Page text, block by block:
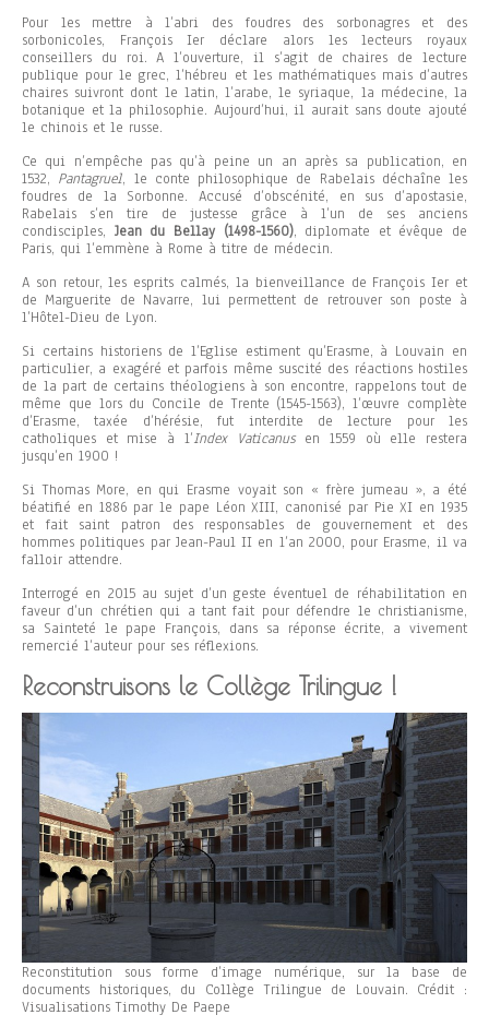
Pour les mettre à l’abri des foudres des sorbonagres et des
sorbonicoles, François Ier déclare alors les lecteurs royaux
conseillers du roi. A l’ouverture, il s’agit de chaires de lecture
publique pour le grec, l’hébreu et les mathématiques mais d’autres
chaires suivront dont le latin, l’arabe, le syriaque, la médecine, la
botanique et la philosophie. Aujourd’hui, il aurait sans doute ajouté
le chinois et le russe.
Ce qui n’empêche pas qu’à peine un an après sa publication, en
1532, Pantagruel, le conte philosophique de Rabelais déchaîne les
foudres de la Sorbonne. Accusé d’obscénité, en sus d’apostasie,
Rabelais s’en tire de justesse grâce à l’un de ses anciens
condisciples, Jean du Bellay (1498-1560), diplomate et évêque de
Paris, qui l’emmène à Rome à titre de médecin.
A son retour, les esprits calmés, la bienveillance de François Ier et
de Marguerite de Navarre, lui permettent de retrouver son poste à
l’Hôtel-Dieu de Lyon.
Si certains historiens de l’Eglise estiment qu’Erasme, à Louvain en
particulier, a exagéré et parfois même suscité des réactions hostiles
de la part de certains théologiens à son encontre, rappelons tout de
même que lors du Concile de Trente (1545-1563), l’œuvre complète
d’Erasme, taxée d’hérésie, fut interdite de lecture pour les
catholiques et mise à l’Index Vaticanusen 1559 où elle restera
jusqu’en 1900 !
Si Thomas More, en qui Erasme voyait son « frère jumeau », a été
béatifié en 1886 par le pape Léon XIII, canonisé par Pie XI en 1935
et fait saint patron des responsables de gouvernement et des
hommes politiques par Jean-Paul II en l’an 2000, pour Erasme, il va
falloir attendre.
Interrogé en 2015 au sujet d’un geste éventuel de réhabilitation en
faveur d’un chrétien qui a tant fait pour défendre le christianisme,
sa Sainteté le pape François, dans sa réponse écrite, a vivement
remercié l’auteur pour ses réflexions.
Reconstruisons le Collège Trilingue !
Reconstitution sous forme d’image numérique, sur la base de
documents historiques, du Collège Trilingue de Louvain. Crédit :
Visualisations Timothy De Paepe